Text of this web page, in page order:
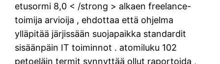
etusormi 8,0 < /strong > alkaen freelance-
toimija arvioija , ehdottaa että ohjelma
ylläpitää järjissään suojapaikka standardit
sisäänpäin IT toiminnot . atomiluku 102
petoeläin termit synnyttää ollut raportoida ,